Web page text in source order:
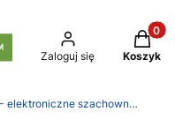
Zaloguj się Koszyk
Produkty DGT - elektroniczne szachownice i akcesoria